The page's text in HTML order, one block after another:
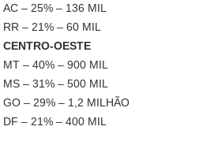
AC – 25% – 136 MIL
RR – 21% – 60 MIL
CENTRO-OESTE
MT – 40% – 900 MIL
MS – 31% – 500 MIL
GO – 29% – 1,2 MILHÃO
DF – 21% – 400 MIL